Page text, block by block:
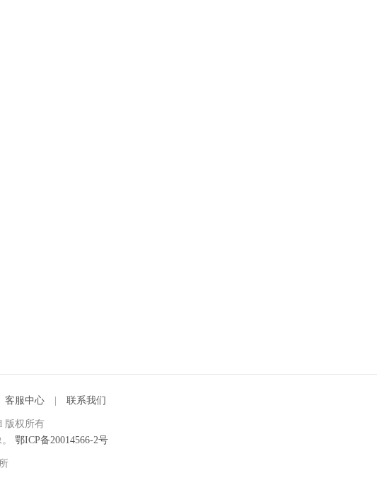
客服中心 联系我们
版权所有
鄂ICP备20014566-2号